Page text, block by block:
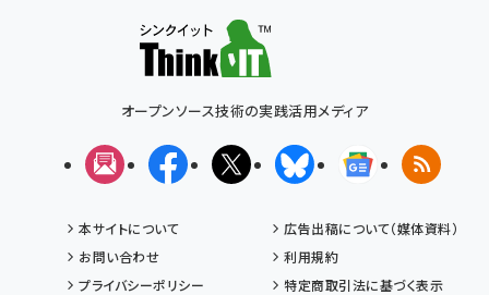
オープンソース技術の実践活用メディア
メルマガFacebookX(エックス)BlueskyGoogleニュ
RSS
本サイトについて
広告出稿について（媒体資料）
お問い合わせ
利用規約
プライバシーポリシー
特定商取引法に基づく表示